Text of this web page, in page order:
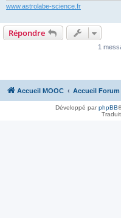
www.astrolabe-science.fr
Répondre
1
Accueil MOOC Accueil Forum
Développé parphpBB